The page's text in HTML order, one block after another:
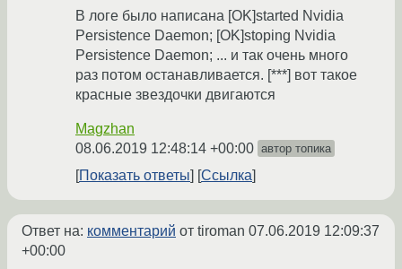
В логе было написана [OK]started Nvidia
Persistence Daemon; [OK]stoping Nvidia
Persistence Daemon; ... и так очень много
раз потом останавливается. [***] вот такое
красные звездочки двигаются
Magzhan
08.06.2019 12:48:14 +00:00 автор топика
Показать ответы Ссылка
Ответ на: комментарий от tiroman 07.06.2019 12:09:37
+00:00